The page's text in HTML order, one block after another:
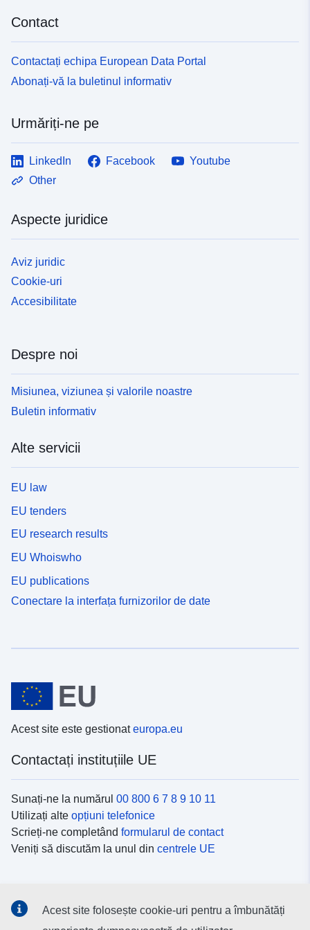
Contact
Contactați echipa European Data Portal
Abonați-vă la buletinul informativ
Urmăriți-ne pe
LinkedIn Facebook
Youtube
Other
Aspecte juridice
Aviz juridic
Cookie-uri
Accesibilitate
Despre noi
Misiunea, viziunea și valorile noastre
Buletin informativ
Alte servicii
EU law
EU tenders
EU research results
EU Whoiswho
EU publications
Conectare la interfața furnizorilor de date
Acest site este gestionateuropa.eu
Contactați instituțiile UE
Sunați-ne la numărul 00 800 6 7 8 9 10 11
Utilizați alte opțiuni telefonice
Scrieți-ne completând formularul de contact
Veniți să discutăm la unul din centrele UE
Acest site folosește cookie-uri pentru a îmbunătăți